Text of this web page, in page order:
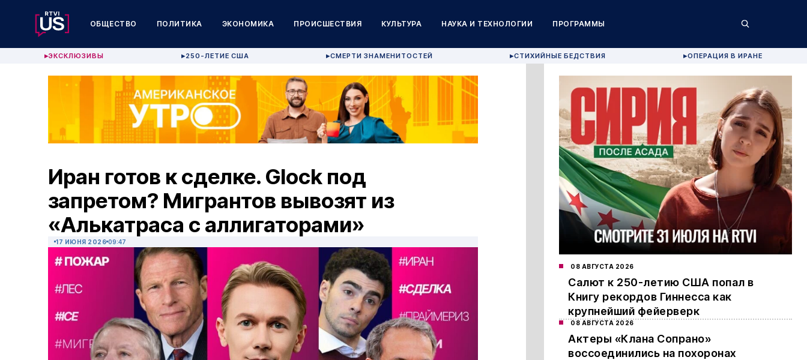
ОБЩЕСТВО ПОЛИТИКА ЭКОНОМИКА ПРОИСШЕСТВИЯ КУЛЬТУРА НАУКА И ТЕХНОЛОГИИ ПРОГРАММЫ
▶ЭКСКЛЮЗИВЫ ▶250-ЛЕТИЕ США ▶СМЕРТИ ЗНАМЕНИТОСТЕЙ ▶СТИХИЙНЫЕ БЕДСТВИЯ ▶ОПЕРАЦИЯ В ИРАНЕ
Иран готов к сделке. Glock под
запретом? Мигрантов вывозят из
«Алькатраса с аллигаторами»
17 ИЮНЯ 2026 09:47
08 АВГУСТА 2026
Салют к 250-летию США попал в
Книгу рекордов Гиннесса как
крупнейший фейерверк
08 АВГУСТА 2026
Актеры «Клана Сопрано»
воссоединились на похоронах